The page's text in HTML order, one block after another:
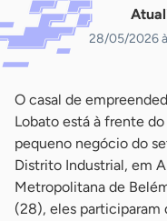
28/05/2026
O casal de
Lobato está à frente
pequeno negócio do
Distrito Industrial, em
Metropolitana de
(28), eles participaram